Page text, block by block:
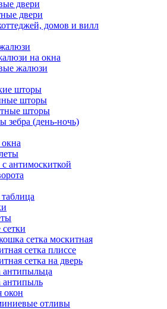
двери
двери
домов и вилл
на окна
жалюзи
шторы
шторы
шторы
зебра (день-ночь)
антимоскиткой
сетка москитная
сетка плиссе
сетка на дверь
антипыльца
антипыль
окон
отливы